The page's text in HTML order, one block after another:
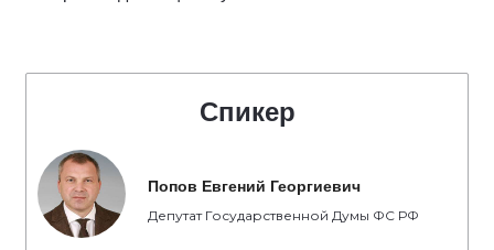
Спикер
Попов Евгений Георгиевич
Депутат Государственной Думы ФС РФ